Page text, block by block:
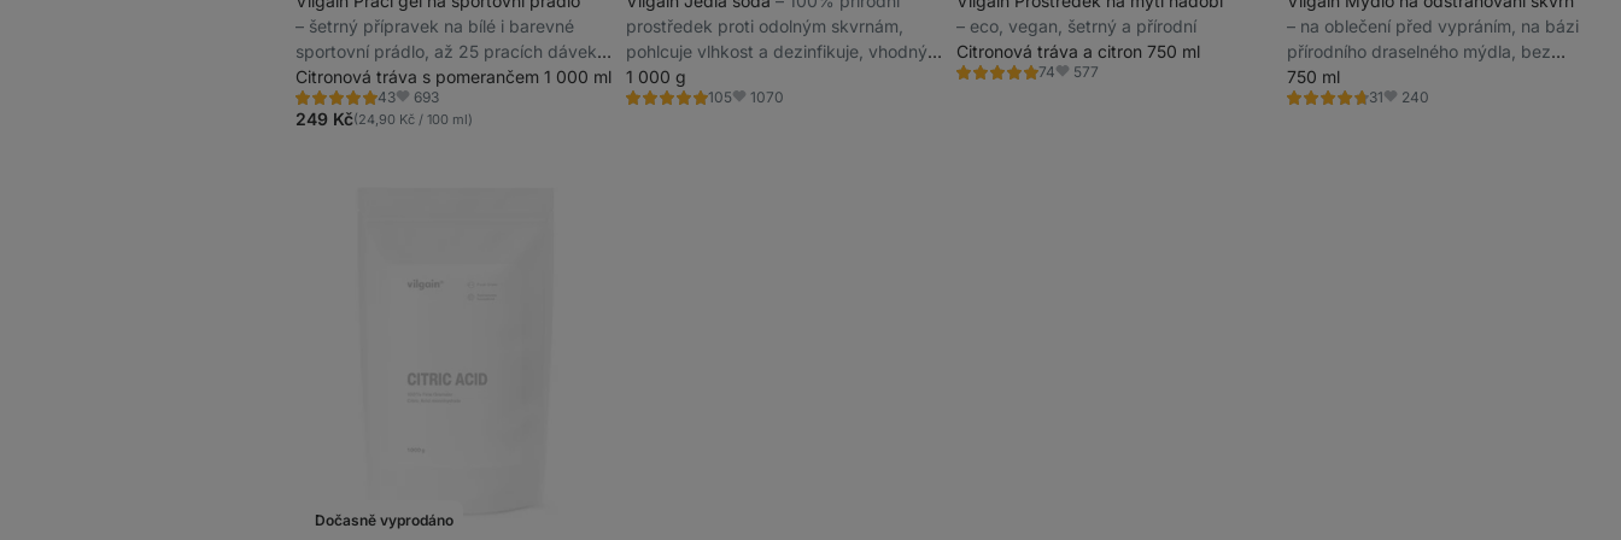
⁠–⁠ šetrný přípravek na bílé i barevné
sportovní prádlo, až 25 pracích dávek,
eco, vegan
Citronová tráva s pomerančem 1 000 ml
43
Hodnocení
4.9/5,
43
Oblíbené
693
249 Kč(24,90 Kč / 100 ml)
prostředek proti odolným skvrnám,
pohlcuje vlhkost a dezinfikuje, vhodný
také na pečení a vaření
1 000 g
105
Hodnocení
Oblíbené
1070
⁠–⁠ eco, vegan, šetrný a přírodní
Citronová tráva a citron 750 ml
74
Hodnocení
Oblíbené
577
⁠–⁠ na oblečení před vypráním, na bázi
přírodního draselného mýdla, bez
parfemace a alergenů, šetrný k
pokožce i přírodě
750 ml
31
Hodnocení
Oblíbené
240
Dočasně vyprodáno